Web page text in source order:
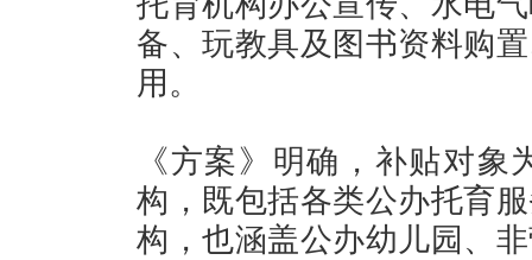
备、玩教具及图书资料购
用。
《方案》明确，补贴对
构，既包括各类公办托育
构，也涵盖公办幼儿园、